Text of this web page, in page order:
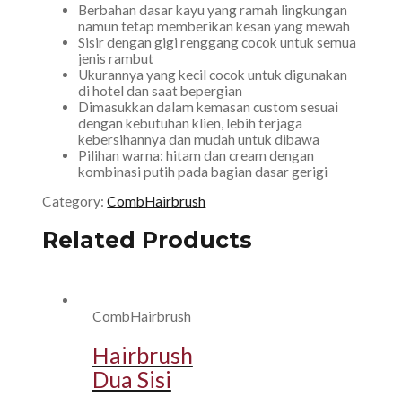
Berbahan dasar kayu yang ramah lingkungan
namun tetap memberikan kesan yang mewah
Sisir dengan gigi renggang cocok untuk semua
jenis rambut
Ukurannya yang kecil cocok untuk digunakan
di hotel dan saat bepergian
Dimasukkan dalam kemasan custom sesuai
dengan kebutuhan klien, lebih terjaga
kebersihannya dan mudah untuk dibawa
Pilihan warna: hitam dan cream dengan
kombinasi putih pada bagian dasar gerigi
Category:CombHairbrush
Related Products
CombHairbrush
Hairbrush
Dua Sisi